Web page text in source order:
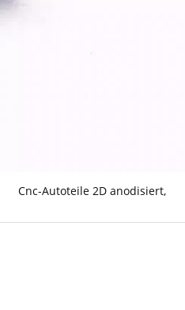
Cnc-Autoteile 2D anodisiert,